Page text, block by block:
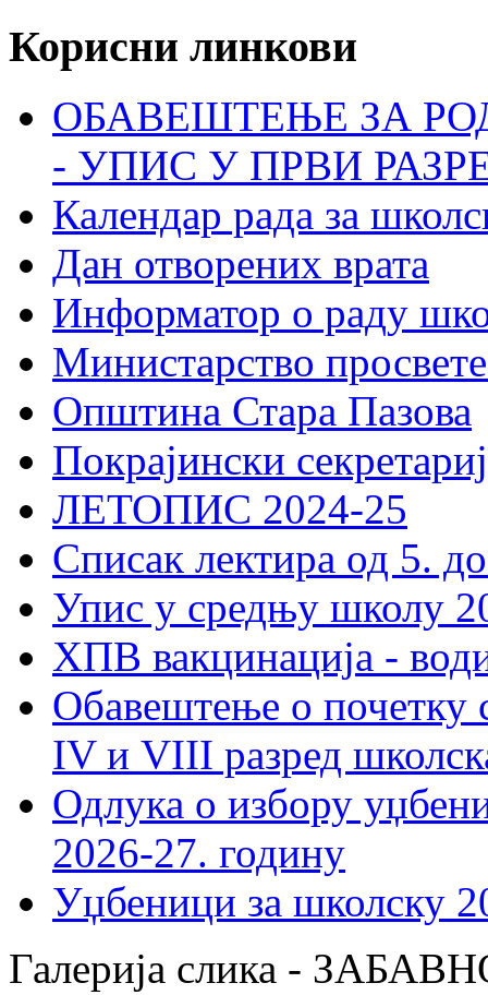
Корисни линкови
ОБАВЕШТЕЊЕ ЗА
- УПИС У ПРВИ
Календар рада за
Дан отворених врата
Информатор о раду
Министарство
Општина Стара Пазова
Покрајински
ЛЕТОПИС 2024-25
Списак лектира од 5.
Упис у средњу школу
ХПВ вакцинација -
Обавештење о почетку
IV и VIII разред
Одлука о избору
2026-27. годину
Уџбеници за школску
Галерија слика -